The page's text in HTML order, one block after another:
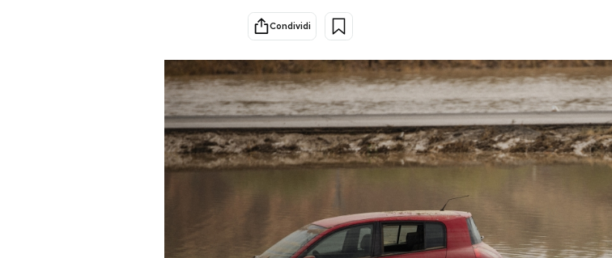
Altrecose
Mondiali calcio 2026
Condividi